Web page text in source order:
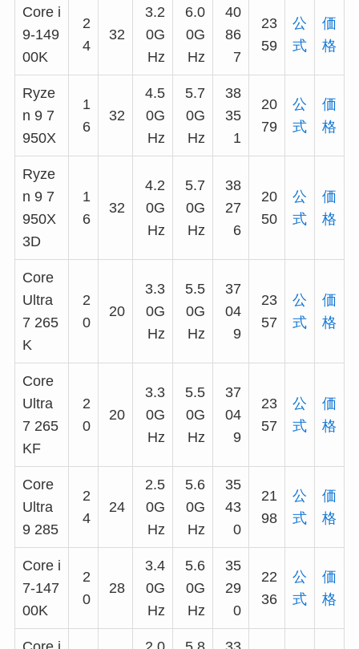
Core i
9-149
00K
2
4
32
3.2
0G
Hz
6.0
0G
Hz
40
86
7
23
59
公
式
価
格
Ryze
n 9 7
950X
1
6
32
4.5
0G
Hz
5.7
0G
Hz
38
35
1
20
79
公
式
価
格
Ryze
n 9 7
950X
3D
1
6
32
4.2
0G
Hz
5.7
0G
Hz
38
27
6
20
50
公
式
価
格
Core
Ultra
7 265
K
2
0
20
3.3
0G
Hz
5.5
0G
Hz
37
04
9
23
57
公
式
価
格
Core
Ultra
7 265
KF
2
0
20
3.3
0G
Hz
5.5
0G
Hz
37
04
9
23
57
公
式
価
格
Core
Ultra
9 285
2
4
24
2.5
0G
Hz
5.6
0G
Hz
35
43
0
21
98
公
式
価
格
Core i
7-147
00K
2
0
28
3.4
0G
Hz
5.6
0G
Hz
35
29
0
22
36
公
式
価
格